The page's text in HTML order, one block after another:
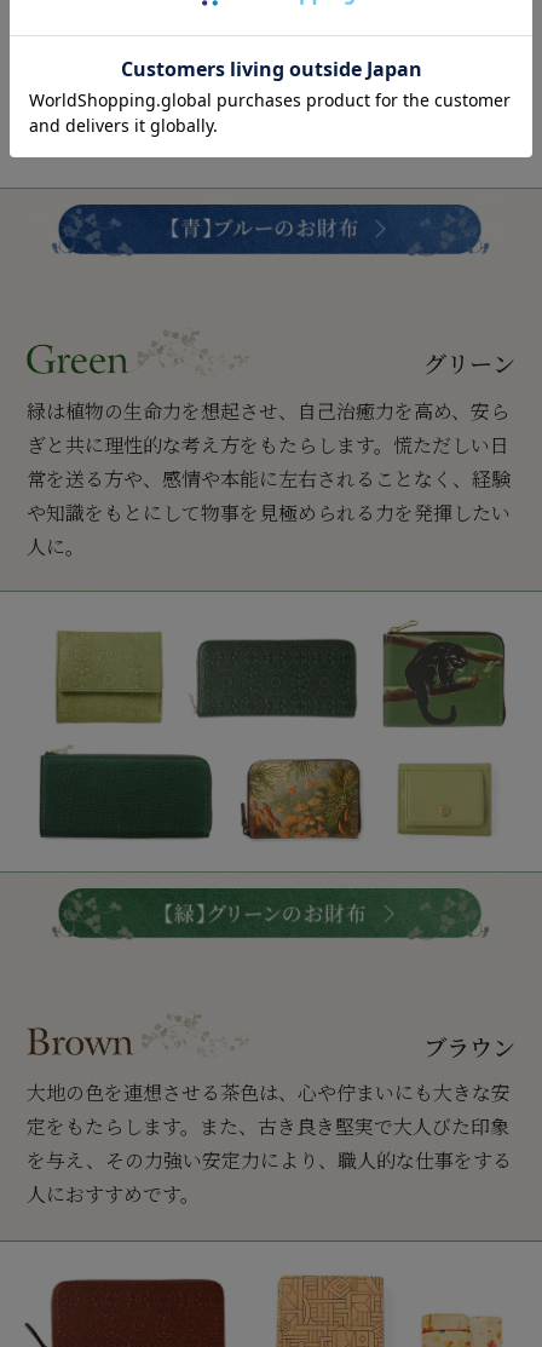
グリーン
緑は植物の生命力を想起させ、自己治癒力を高め、安ら
ぎと共に理性的な考え方をもたらします。慌ただしい日
常を送る方や、感情や本能に左右されることなく、経験
や知識をもとにして物事を見極められる力を発揮したい
人に。
ブラウン
大地の色を連想させる茶色は、心や佇まいにも大きな安
定をもたらします。また、古き良き堅実で大人びた印象
を与え、その力強い安定力により、職人的な仕事をする
人におすすめです。